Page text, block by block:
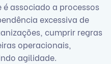
associado a processos
excessiva de
cumprir regras
operacionais,
agilidade.